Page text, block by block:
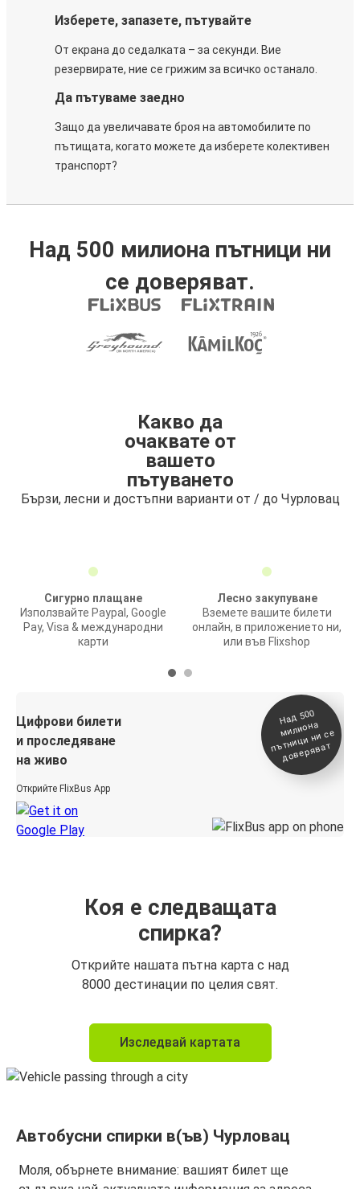
Изберете, запазете, пътувайте
От екрана до седалката – за секунди. Вие
резервирате, ние се грижим за всичко останало.
Да пътуваме заедно
Защо да увеличавате броя на автомобилите по
пътищата, когато можете да изберете колективен
транспорт?
Над 500 милиона пътници ни
се доверяват.
Какво да
очаквате от
вашето
пътуването
Бързи, лесни и достъпни варианти от / до Чурловац
Сигурно плащане
Използвайте Paypal, Google
Pay, Visa & международни
карти
Лесно закупуване
Вземете вашите билети
онлайн, в приложението ни,
или във Flixshop
Цифрови билети
и проследяване
на живо
Открийте FlixBus App
На
д 500
милиона
п
ътници ни се
доверяват
Коя е следващата
спирка?
Открийте нашата пътна карта с над
8000 дестинации по целия свят.
Изследвай картата
Автобусни спирки в(ъв) Чурловац
Моля, обърнете внимание: вашият билет ще